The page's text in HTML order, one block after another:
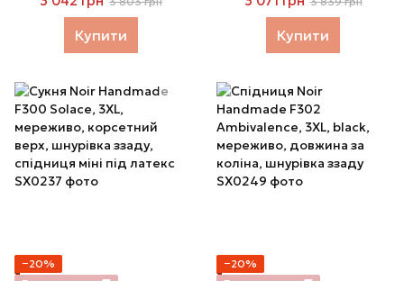
3XL
Купити
декольте, спідниця міді
під латекс
Купити
−20%
−20%